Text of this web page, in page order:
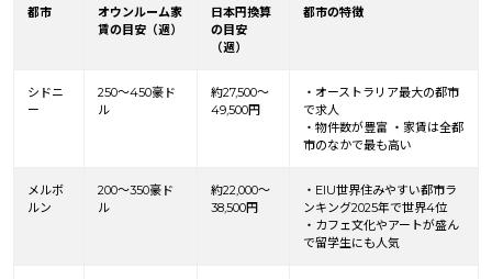
都市
オウンルーム家
賃の目安（週）
日本円換算
の目安
（週）
都市の特徴
シドニ
ー
250〜450豪ド
ル
約27,500〜
49,500円
・オーストラリア最大の都市
で求人
・物件数が豊富 ・家賃は全都
市のなかで最も高い
メルボ
ルン
200〜350豪ド
ル
約22,000〜
38,500円
・EIU世界住みやすい都市ラ
ンキング2025年で世界4位
・カフェ文化やアートが盛ん
で留学生にも人気